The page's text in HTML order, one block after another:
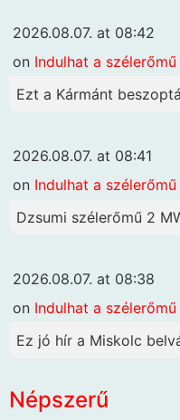
2026.08.07. at 08:42
on Indulhat a
Ezt a Kármánt
2026.08.07. at 08:41
on Indulhat a
Dzsumi szélerőmű 2
2026.08.07. at 08:38
on Indulhat a
Ez jó hír a Miskolc
Népszerű